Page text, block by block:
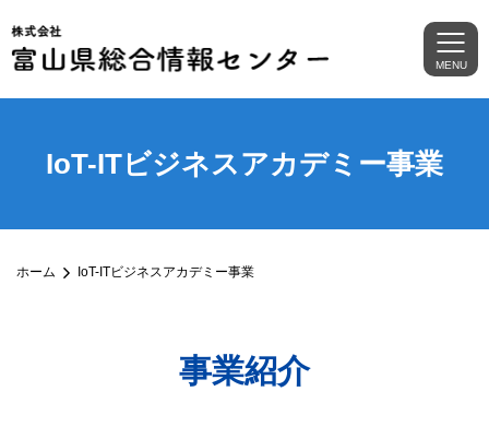
MENU
IoT-ITビジネスアカデミー事業
ホーム IoT-ITビジネスアカデミー事業
事業紹介